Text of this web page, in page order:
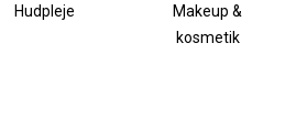
Hudpleje
Makeup &
kosmetik